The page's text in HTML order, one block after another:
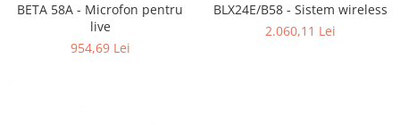
BETA 58A - Microfon pentru
live
954,69 Lei
BLX24E/B58 - Sistem wireless
2.060,11 Lei